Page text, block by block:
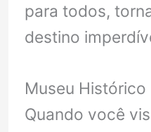
para todos,
destino
Museu Histórico
Quando você